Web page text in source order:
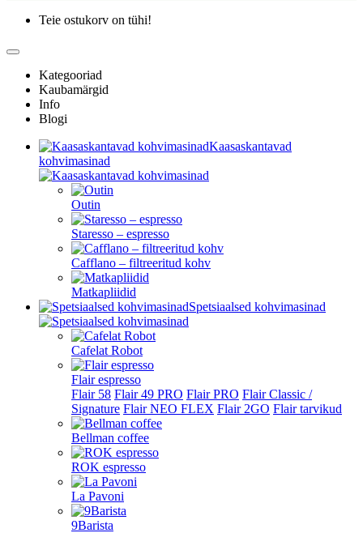
Teie ostukorv on tühi!
Kategooriad
Kaubamärgid
Info
Blogi
Kaasaskantavad
kohvimasinad
Outin
Staresso – espresso
Cafflano – filtreeritud kohv
Matkapliidid
Spetsiaalsed kohvimasinad
Cafelat Robot
Flair espresso
Flair 58 Flair 49 PRO Flair PRO Flair Classic /
Signature Flair NEO FLEX Flair 2GO Flair tarvikud
Bellman coffee
ROK espresso
La Pavoni
9Barista